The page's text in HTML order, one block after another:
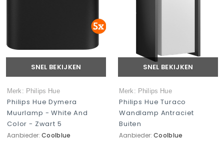
SNEL BEKIJKEN
Merk: Philips Hue
Philips Hue Dymera
Muurlamp - White And
Color - Zwart 5
Aanbieder: Coolblue
SNEL BEKIJKEN
Merk: Philips Hue
Philips Hue Turaco
Wandlamp Antraciet
Buiten
Aanbieder: Coolblue